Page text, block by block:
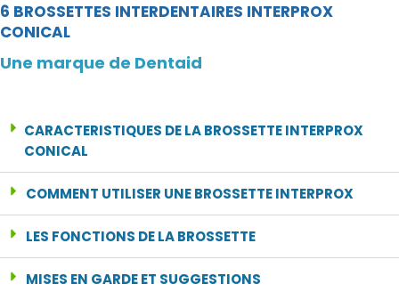
6 BROSSETTES INTERDENTAIRES INTERPROX
CONICAL
Une marque de Dentaid
CARACTERISTIQUES DE LA BROSSETTE INTERPROX
CONICAL
COMMENT UTILISER UNE BROSSETTE INTERPROX
LES FONCTIONS DE LA BROSSETTE
MISES EN GARDE ET SUGGESTIONS